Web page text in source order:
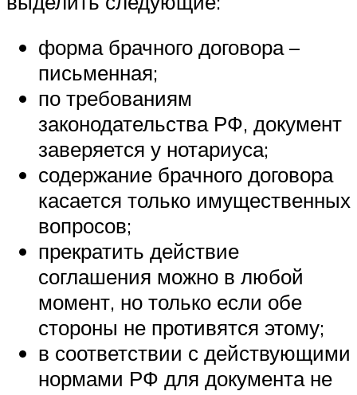
форма брачного договора –
письменная;
по требованиям
законодательства РФ, документ
заверяется у нотариуса;
содержание брачного договора
касается только имущественных
вопросов;
прекратить действие
соглашения можно в любой
момент, но только если обе
стороны не противятся этому;
в соответствии с действующими
нормами РФ для документа не